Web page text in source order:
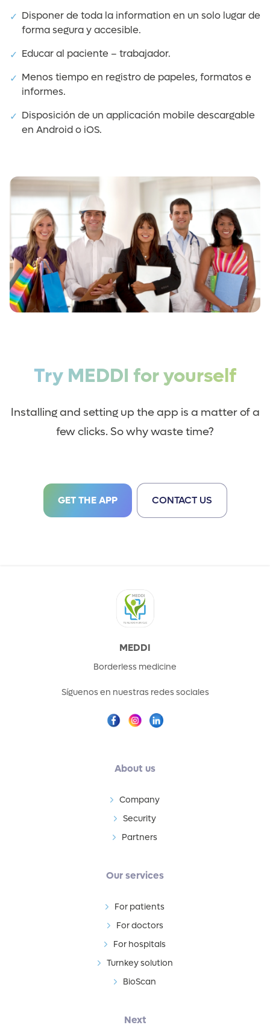
Disponer de toda la information en un solo lugar de
forma segura y accesible.
Educar al paciente – trabajador.
Menos tiempo en registro de papeles, formatos e
informes.
Disposición de un applicación mobile descargable
en Android o iOS.
Try MEDDI for yourself
Installing and setting up the app is a matter of a
few clicks. So why waste time?
GET THE APP CONTACT US
MEDDI
Borderless medicine
Síguenos en nuestras redes sociales
About us
Company
Security
Partners
Our services
For patients
For doctors
For hospitals
Turnkey solution
BioScan
Next